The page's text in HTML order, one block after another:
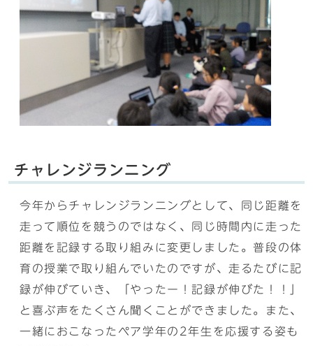
チャレンジランニング
今年からチャレンジランニングとして、同じ距離を
走って順位を競うのではなく、同じ時間内に走った
距離を記録する取り組みに変更しました。普段の体
育の授業で取り組んでいたのですが、走るたびに記
録が伸びていき、「やったー！記録が伸びた！！」
と喜ぶ声をたくさん聞くことができました。また、
一緒におこなったペア学年の2年生を応援する姿も